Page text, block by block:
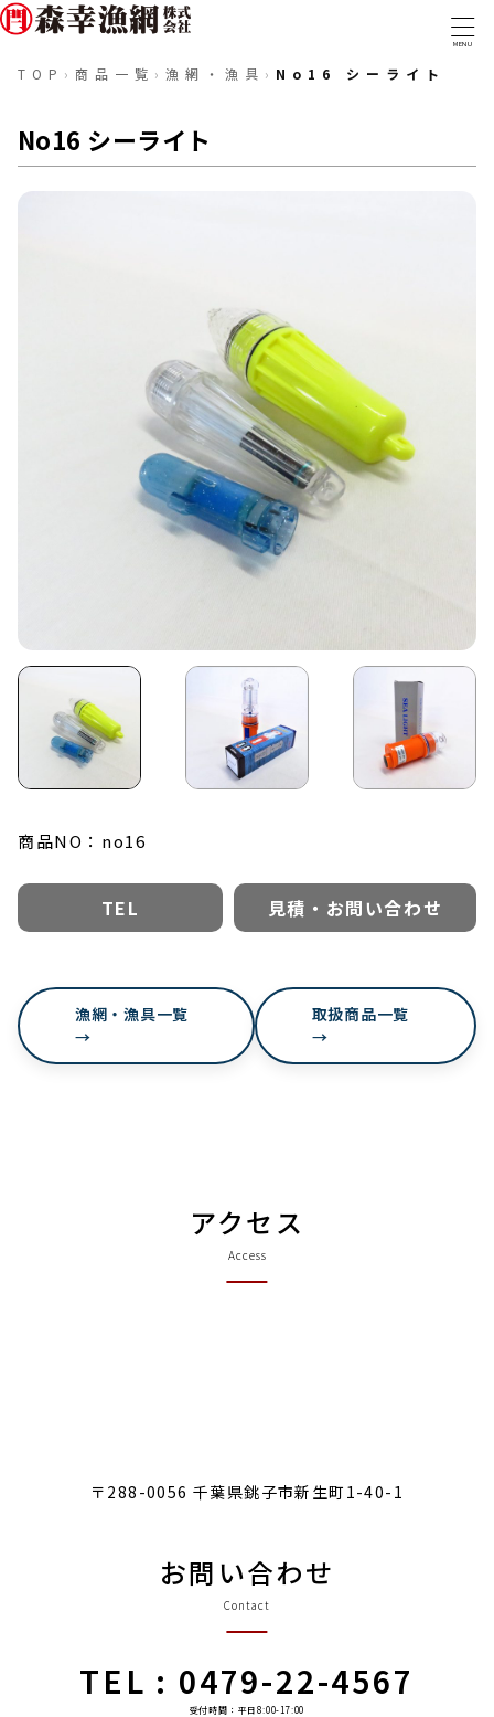
MENU
事業内容
トローリング・釣具
ウェアアイテム
実績・取組み
〒288-0056 千葉県銚子市新生町1-40-1
TEL :0479-22-4567
受付時間：平日8:00-17:00
TOP › 商品一覧 › 漁網・漁具 › No16 シーライト
No16 シーライト
商品NO：no16
TEL 見積・お問い合わせ
漁網・漁具一覧
→
取扱商品一覧
→
アクセス
Access
〒288-0056 千葉県銚子市新生町1-40-1
お問い合わせ
Contact
TEL : 0479-22-4567
受付時間：平日8:00-17:00